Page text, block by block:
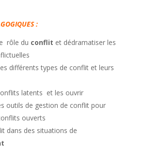
:
rôle du conflit et dédramatiser les
différents types de conflit et leurs
latents et les ouvrir
outils de gestion de conflit pour
ouverts
dans des situations de